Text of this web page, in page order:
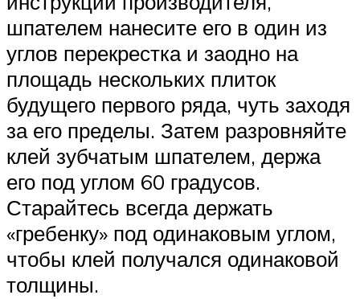
шпателем нанесите его в один из
углов перекрестка и заодно на
площадь нескольких плиток
будущего первого ряда, чуть заходя
за его пределы. Затем разровняйте
клей зубчатым шпателем, держа
его под углом 60 градусов.
Старайтесь всегда держать
«гребенку» под одинаковым углом,
чтобы клей получался одинаковой
толщины.